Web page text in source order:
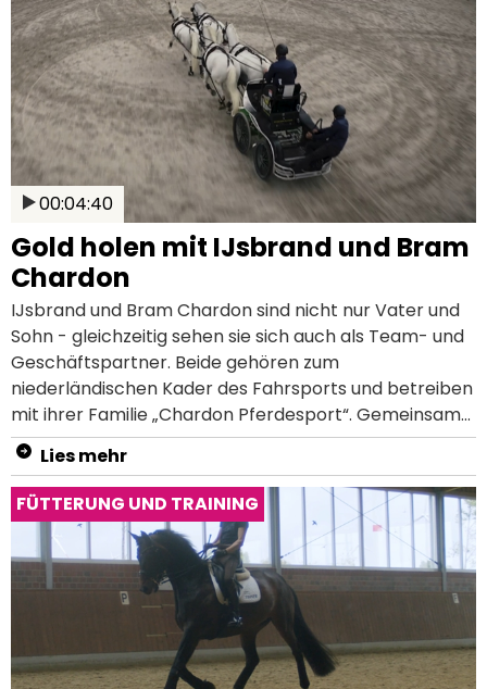
Training und Management von Sportpferden.
Nachdem du dieses Video angeschaut hast, weißt du:
Wie die Muskulatur eines Sportpferdes beansprucht
wird Welchen Energiebedarf ein Sportpferd hat Wie
die artgerechte Fütterung eines Sportpferdes
aussieht Wie du das Training für dein Sportpferd
richtig aufbaust und planst Erfahre mehr über den
Energiebedarf von Sportpferden in unserem
00:04:40
Gold holen mit IJsbrand und Bram
Chardon
IJsbrand und Bram Chardon sind nicht nur Vater und
Sohn - gleichzeitig sehen sie sich auch als Team- und
Geschäftspartner. Beide gehören zum
niederländischen Kader des Fahrsports und betreiben
mit ihrer Familie „Chardon Pferdesport“. Gemeinsam
holten die beiden schon einige Schleifen und sogar
Goldmedaillen nach Hause. Aber wie schafft es die
Familie Chardon überhaupt immer wieder an die
Spitze der Turnierwelt? Und was bedeutet
Spitzensport für die beiden? In dieser Dokumentation
geben die Fahrer IJsbrand und Bram Chardon einen
einzigartigen Einblick hinter die Kulissen. Sie zeigen uns,
was nötig ist, um optimale sportliche Leistungen zu
erzielen und wie die richtige Fütterung ihre
Sportpferde positiv beeinflusst.
Lies mehr
FÜTTERUNG UND TRAINING